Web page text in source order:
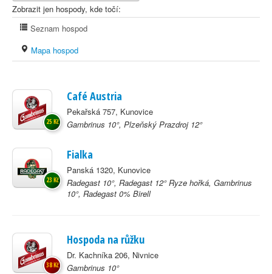
Zobrazit jen hospody, kde točí:
Seznam hospod
Mapa hospod
Café Austria
Pekařská 757, Kunovice
Gambrinus 10°, Plzeňský Prazdroj 12°
25 Kč
Fialka
Panská 1320, Kunovice
Radegast 10°, Radegast 12° Ryze hořká, Gambrinus
10°, Radegast 0% Birell
23 Kč
Hospoda na růžku
Dr. Kachníka 206, Nivnice
Gambrinus 10°
38 Kč